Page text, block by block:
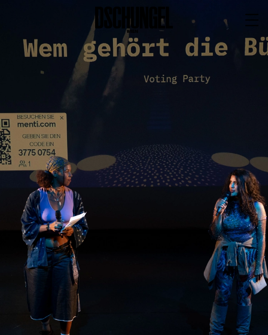
BARRIEREFREI
PROGRAMM
Festivals
Wild & Schön Festival
Gastspiele
Extras
Available for Touring
Archiv
MITSPIELEN
Macht Wahn Sinn
Kinder Kunst
Workshops
Abenteuernacht